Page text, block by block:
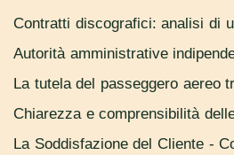
Contratti discografici: analisi di
Autorità amministrative
La tutela del passeggero aereo
Chiarezza e comprensibilità
La Soddisfazione del Cliente -